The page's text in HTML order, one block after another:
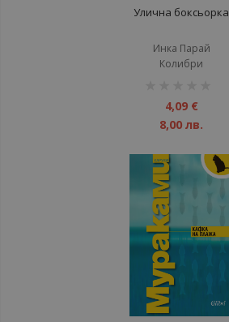
Улична боксьорка
Инка Парай
Колибри
4,09 €
8,00 лв.